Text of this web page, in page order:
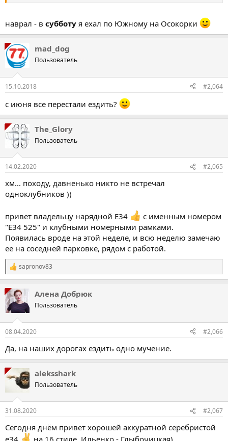
наврал - в субботу я ехал по Южному на Осокорки
mad_dog
Пользователь
15.10.2018 #2,064
с июня все перестали ездить?
The_Glory
Пользователь
14.02.2020 #2,065
хм... походу, давненько никто не встречал
одноклубников ))
привет владельцу нарядной Е34
с именным номером
"Е34 525" и клубными номерными рамками.
Появилась вроде на этой неделе, и всю неделю замечаю
ее на соседней парковке, рядом с работой.
Р
е
а
к
ц
і
sapronov83
Алена Добрюк
Пользователь
08.04.2020 #2,066
Да, на наших дорогах ездить одно мучение.
aleksshark
Пользователь
31.08.2020 #2,067
Сегодня днём привет хорошей аккуратной серебристой